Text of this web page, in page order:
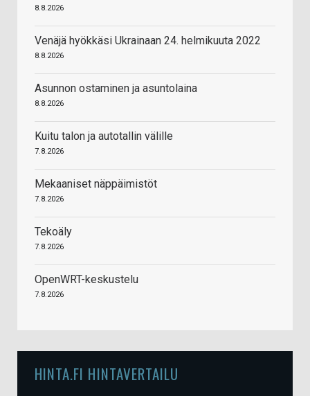
8.8.2026
Venäjä hyökkäsi Ukrainaan 24. helmikuuta 2022
8.8.2026
Asunnon ostaminen ja asuntolaina
8.8.2026
Kuitu talon ja autotallin välille
7.8.2026
Mekaaniset näppäimistöt
7.8.2026
Tekoäly
7.8.2026
OpenWRT-keskustelu
7.8.2026
HINTA.FI HINTAVERTAILU